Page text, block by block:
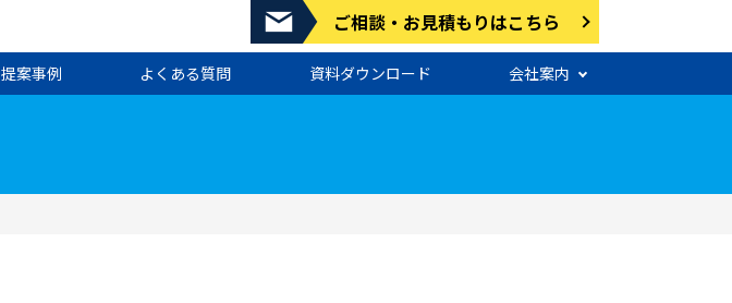
ご相談・お見積もりはこちら
提案事例 よくある質問 資料ダウンロード 会社案内